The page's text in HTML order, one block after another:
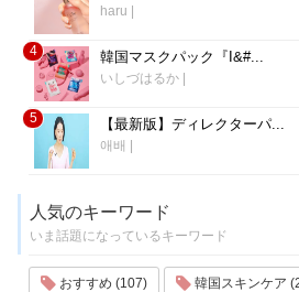
haru
4 韓国マスクパック『I&#...
いしづはるか
5 【最新版】ディレクターパ...
애배
人気のキーワード
いま話題になっているキーワード
おすすめ (107) 韓国スキンケア